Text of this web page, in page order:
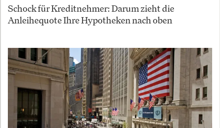
Schock für Kreditnehmer: Darum zieht die
Anleihequote Ihre Hypotheken nach oben